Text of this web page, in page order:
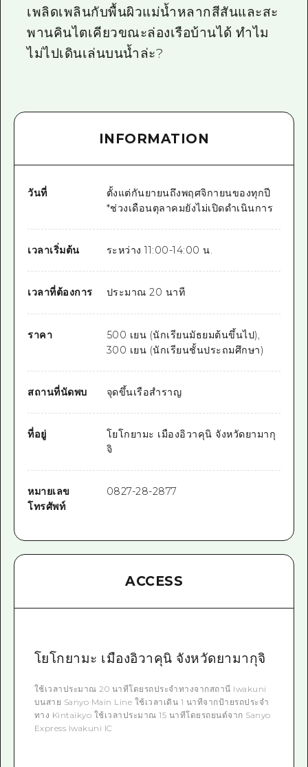
เพลิดเพลินกับพื้นผิวแม่น้ำหลากสีสันและสะ
พานคินไตเคียวขณะล่องเรือบ้านได้ ทำไม
ไม่ไปเดินเล่นบนน้ำล่ะ?
INFORMATION
วันที่
ตั้งแต่กันยายนถึงพฤศจิกายนของทุกปี
*ช่วงเดือนตุลาคมยังไม่เปิดดำเนินการ
เวลาเริ่มต้น ระหว่าง 11:00-14:00 น.
เวลาที่ต้องการ ประมาณ 20 นาที
ราคา
500 เยน (นักเรียนมัธยมต้นขึ้นไป),
300 เยน (นักเรียนชั้นประถมศึกษา)
สถานที่นัดพบ จุดขึ้นเรือสำราญ
ที่อยู่
โยโกยามะ เมืองอิวาคุนิ จังหวัดยามากุ
จิ
หมายเลข
โทรศัพท์
0827-28-2877
ACCESS
โยโกยามะ เมืองอิวาคุนิ จังหวัดยามากุจิ
ใช้เวลาประมาณ 20 นาทีโดยรถประจำทางจากสถานี Iwakuni
บนสาย Sanyo Main Line ใช้เวลาเดิน 1 นาทีจากป้ายรถประจำ
ทาง Kintaikyo ใช้เวลาประมาณ 15 นาทีโดยรถยนต์จาก Sanyo
Express Iwakuni IC